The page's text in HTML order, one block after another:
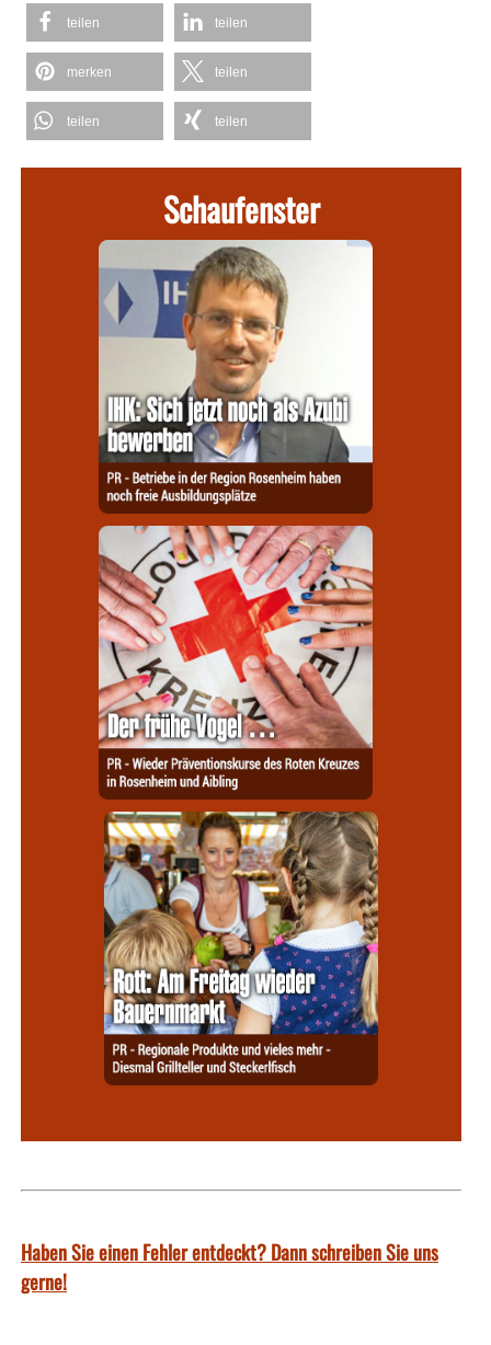
teilen teilen
merken teilen
teilen teilen
Schaufenster
Haben Sie einen Fehler entdeckt? Dann schreiben Sie uns
gerne!